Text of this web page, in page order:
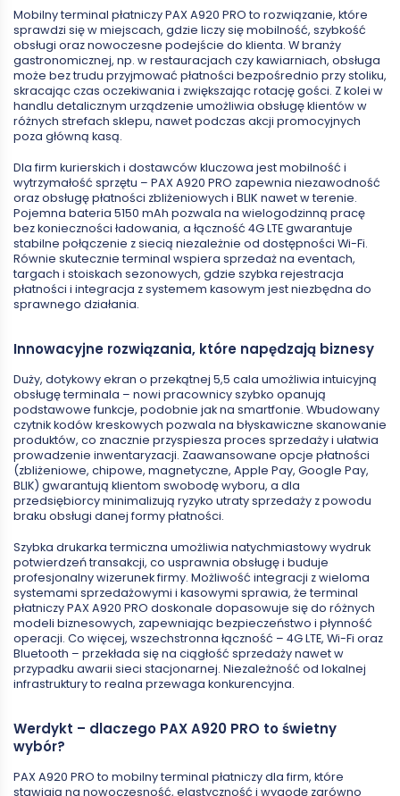
Mobilny terminal płatniczy PAX A920 PRO to rozwiązanie, które
sprawdzi się w miejscach, gdzie liczy się mobilność, szybkość
obsługi oraz nowoczesne podejście do klienta. W branży
gastronomicznej, np. w restauracjach czy kawiarniach, obsługa
może bez trudu przyjmować płatności bezpośrednio przy stoliku,
skracając czas oczekiwania i zwiększając rotację gości. Z kolei w
handlu detalicznym urządzenie umożliwia obsługę klientów w
różnych strefach sklepu, nawet podczas akcji promocyjnych
poza główną kasą.
Dla firm kurierskich i dostawców kluczowa jest mobilność i
wytrzymałość sprzętu – PAX A920 PRO zapewnia niezawodność
oraz obsługę płatności zbliżeniowych i BLIK nawet w terenie.
Pojemna bateria 5150 mAh pozwala na wielogodzinną pracę
bez konieczności ładowania, a łączność 4G LTE gwarantuje
stabilne połączenie z siecią niezależnie od dostępności Wi-Fi.
Równie skutecznie terminal wspiera sprzedaż na eventach,
targach i stoiskach sezonowych, gdzie szybka rejestracja
płatności i integracja z systemem kasowym jest niezbędna do
sprawnego działania.
Innowacyjne rozwiązania, które napędzają biznesy
Duży, dotykowy ekran o przekątnej 5,5 cala umożliwia intuicyjną
obsługę terminala – nowi pracownicy szybko opanują
podstawowe funkcje, podobnie jak na smartfonie. Wbudowany
czytnik kodów kreskowych pozwala na błyskawiczne skanowanie
produktów, co znacznie przyspiesza proces sprzedaży i ułatwia
prowadzenie inwentaryzacji. Zaawansowane opcje płatności
(zbliżeniowe, chipowe, magnetyczne, Apple Pay, Google Pay,
BLIK) gwarantują klientom swobodę wyboru, a dla
przedsiębiorcy minimalizują ryzyko utraty sprzedaży z powodu
braku obsługi danej formy płatności.
Szybka drukarka termiczna umożliwia natychmiastowy wydruk
potwierdzeń transakcji, co usprawnia obsługę i buduje
profesjonalny wizerunek firmy. Możliwość integracji z wieloma
systemami sprzedażowymi i kasowymi sprawia, że terminal
płatniczy PAX A920 PRO doskonale dopasowuje się do różnych
modeli biznesowych, zapewniając bezpieczeństwo i płynność
operacji. Co więcej, wszechstronna łączność – 4G LTE, Wi-Fi oraz
Bluetooth – przekłada się na ciągłość sprzedaży nawet w
przypadku awarii sieci stacjonarnej. Niezależność od lokalnej
infrastruktury to realna przewaga konkurencyjna.
Werdykt – dlaczego PAX A920 PRO to świetny
wybór?
PAX A920 PRO to mobilny terminal płatniczy dla firm, które
stawiają na nowoczesność, elastyczność i wygodę zarówno